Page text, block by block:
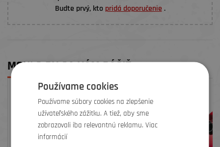
Budte prvý, kto pridá doporučenie .
MOHLO BY SA VÁM PÁČIŤ
Používame cookies
Používame súbory cookies na zlepšenie
užívateľského zážitku. A tiež, aby sme
zobrazovali iba relevantnú reklamu. Viac
informácií